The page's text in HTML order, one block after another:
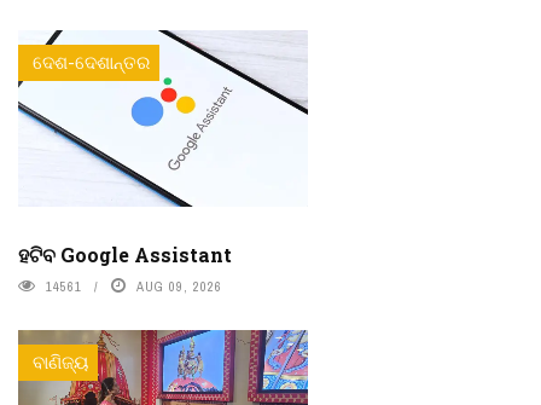
ଦେଶ-ଦେଶାନ୍ତର
ହଟିବ Google Assistant
14561 AUG 09, 2026
ବାଣିଜ୍ୟ